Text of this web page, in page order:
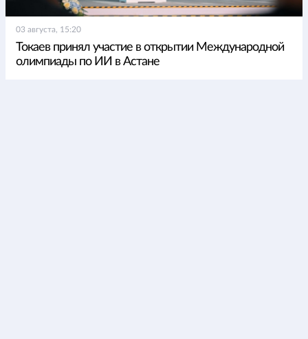
03 августа, 15:20
Токаев принял участие в открытии Международной
олимпиады по ИИ в Астане